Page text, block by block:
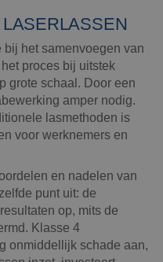
bij het samenvoegen van
proces bij uitstek
grote schaal. Door een
amper nodig.
lasmethoden is
voor werknemers en
en nadelen van
punt uit: de
op, mits de
Klasse 4
onmiddellijk schade aan,